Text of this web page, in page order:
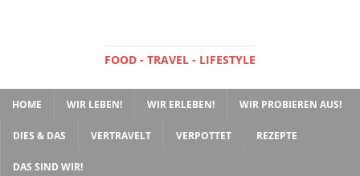
FOOD - TRAVEL - LIFESTYLE
HOME WIR LEBEN! WIR ERLEBEN! WIR PROBIEREN AUS!
DIES & DAS VERTRAVELT VERPOTTET REZEPTE
DAS SIND WIR!